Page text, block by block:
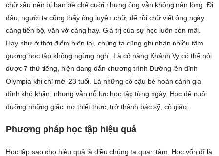
chữ xấu nên bị bạn bè chê cười nhưng ông vẫn không nản lòng. Đi
đâu, người ta cũng thấy ông luyện chữ, để rồi chữ viết ông ngày
càng tiến bộ, văn vở càng hay. Giá trị của sự học luôn còn mãi.
Hay như ở thời điểm hiện tại, chúng ta cũng ghi nhận nhiều tấm
gương học tập không ngừng nghỉ. Là cô nàng Khánh Vy có thể nói
được 7 thứ tiếng, hiện đang dẫn chương trình Đường lên đỉnh
Olympia khi chỉ mới 23 tuổi. Là những cô cậu bé hoàn cảnh gia
đình khó khăn, nhưng vẫn nỗ lực học tập từng ngày. Học để nuôi
dưỡng những giấc mơ thiết thực, trở thành bác sỹ, cô giáo..
Phương pháp học tập hiệu quả
Học tập sao cho hiệu quả là điều chúng ta quan tâm. Học vốn dĩ là